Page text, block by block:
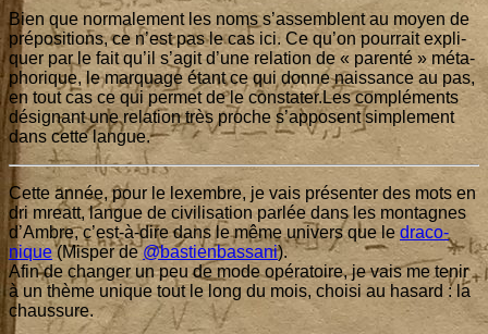
Bien que nor­ma­le­ment les noms s’as­semblent au moyen de
pré­po­si­tions, ce n’est pas le cas ici. Ce qu’on pour­rait expli­
quer par le fait qu’il s’a­git d’une rela­tion de « paren­té » méta­
pho­rique, le mar­quage étant ce qui donne nais­sance au pas,
en tout cas ce qui per­met de le constater.Les com­plé­ments
dési­gnant une rela­tion très proche s’ap­posent sim­ple­ment
dans cette langue.
Cette année, pour le lexembre, je vais pré­sen­ter des mots en
dri mreatt, langue de civi­li­sa­tion par­lée dans les mon­tagnes
d’Ambre, c’est-à-dire dans le même uni­vers que le dra­co­
nique(Mis­per de@bastienbassani).
Afin de chan­ger un peu de mode opé­ra­toire, je vais me tenir
à un thème unique tout le long du mois, choi­si au hasard : la
chaussure.